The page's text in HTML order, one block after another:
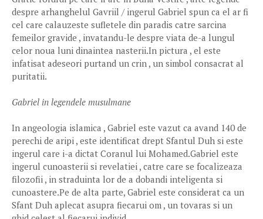
despre arhanghelul Gavriil / ingerul Gabriel spun ca el ar fi
cel care calauzeste sufletele din paradis catre sarcina
femeilor gravide , invatandu-le despre viata de-a lungul
celor noua luni dinaintea nasterii.In pictura , el este
infatisat adeseori purtand un crin , un simbol consacrat al
puritatii.
Gabriel in legendele musulmane
In angeologia islamica , Gabriel este vazut ca avand 140 de
perechi de aripi , este identificat drept Sfantul Duh si este
ingerul care i-a dictat Coranul lui Mohamed.Gabriel este
ingerul cunoasterii si revelatiei , catre care se focalizeaza
filozofii , in straduinta lor de a dobandi inteligenta si
cunoastere.Pe de alta parte, Gabriel este considerat ca un
Sfant Duh aplecat asupra fiecarui om , un tovaras si un